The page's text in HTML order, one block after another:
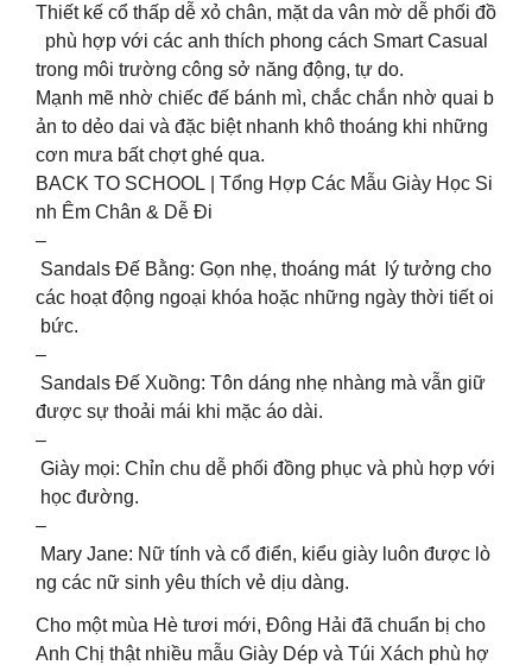
Thiết kế cổ thấp dễ xỏ chân, mặt da vân mờ dễ phối đồ
phù hợp với các anh thích phong cách Smart Casual
trong môi trường công sở năng động, tự do.
Mạnh mẽ nhờ chiếc đế bánh mì, chắc chắn nhờ quai b
ản to dẻo dai và đặc biệt nhanh khô thoáng khi những
cơn mưa bất chợt ghé qua.
BACK TO SCHOOL | Tổng Hợp Các Mẫu Giày Học Si
nh Êm Chân & Dễ Đi
–
Sandals Đế Bằng: Gọn nhẹ, thoáng mát lý tưởng cho
các hoạt động ngoại khóa hoặc những ngày thời tiết oi
bức.
–
Sandals Đế Xuồng: Tôn dáng nhẹ nhàng mà vẫn giữ
được sự thoải mái khi mặc áo dài.
–
Giày mọi: Chỉn chu dễ phối đồng phục và phù hợp với
học đường.
–
Mary Jane: Nữ tính và cổ điển, kiểu giày luôn được lò
ng các nữ sinh yêu thích vẻ dịu dàng.
Cho một mùa Hè tươi mới, Đông Hải đã chuẩn bị cho
Anh Chị thật nhiều mẫu Giày Dép và Túi Xách phù hợ